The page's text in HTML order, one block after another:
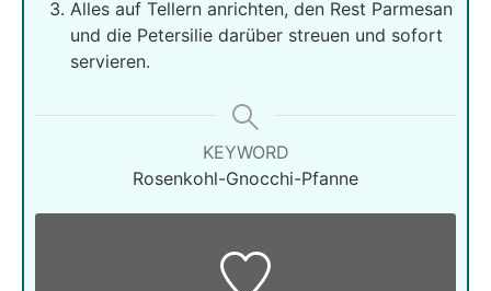
Alles auf Tellern anrichten, den Rest Parmesan
und die Petersilie darüber streuen und sofort
servieren.
KEYWORD
Rosenkohl-Gnocchi-Pfanne